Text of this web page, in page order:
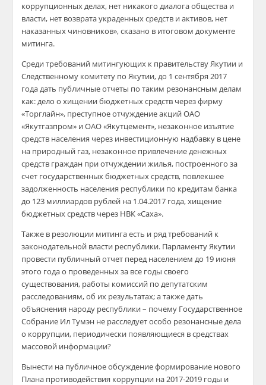
коррупционных делах, нет никакого диалога общества и
власти, нет возврата украденных средств и активов, нет
наказанных чиновников», сказано в итоговом документе
митинга.
Среди требований митингующих к правительству Якутии и
Следственному комитету по Якутии, до 1 сентября 2017
года дать публичные отчеты по таким резонансным делам
как: дело о хищении бюджетных средств через фирму
«Торглайн», преступное отчуждение акций ОАО
«Якутгазпром» и ОАО «Якутцемент», незаконное изъятие
средств населения через инвестиционную надбавку в цене
на природный газ, незаконное привлечение денежных
средств граждан при отчуждении жилья, построенного за
счет государственных бюджетных средств, повлекшее
задолженность населения республики по кредитам банка
до 123 миллиардов рублей на 1.04.2017 года, хищение
бюджетных средств через НВК «Саха».
Также в резолюции митинга есть и ряд требований к
законодательной власти республики. Парламенту Якутии
провести публичный отчет перед населением до 19 июня
этого года о проведенных за все годы своего
существования, работы комиссий по депутатским
расследованиям, об их результатах; а также дать
объяснения народу республики – почему Государственное
Собрание Ил Тумэн не расследует особо резонансные дела
о коррупции, периодически появляющиеся в средствах
массовой информации?
Вынести на публичное обсуждение формирование нового
Плана противодействия коррупции на 2017-2019 годы и